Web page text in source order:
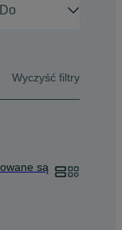
Wyczyść filtry
są